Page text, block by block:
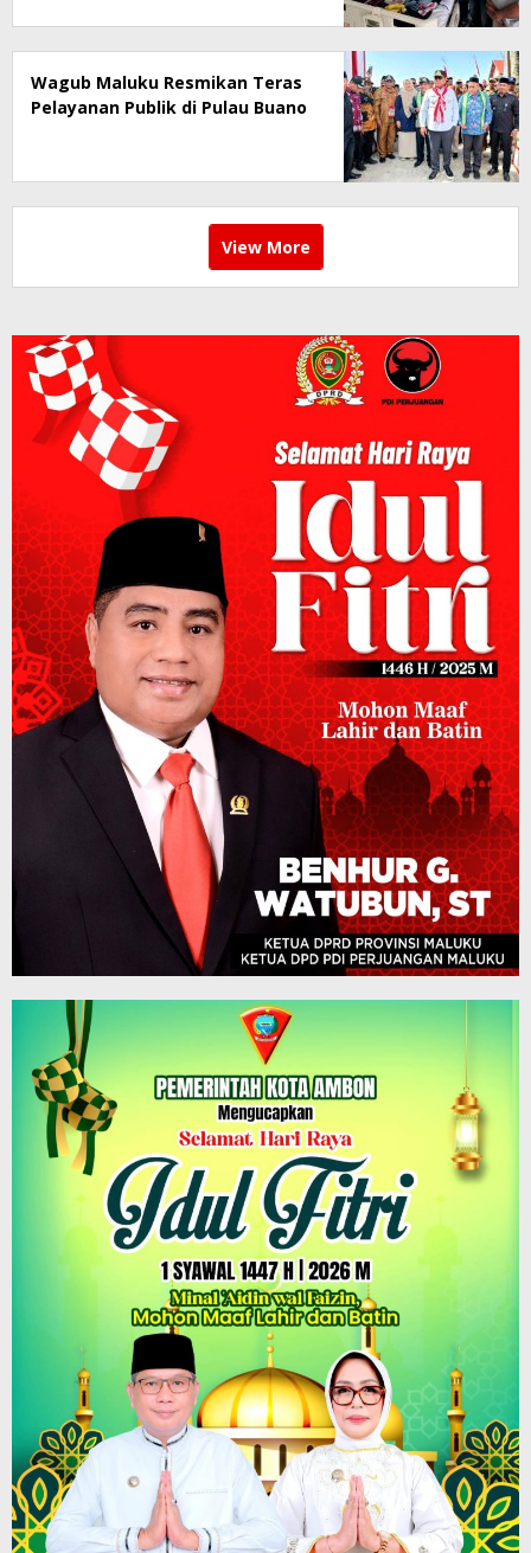
Wagub Maluku Resmikan Teras
Pelayanan Publik di Pulau Buano
View More